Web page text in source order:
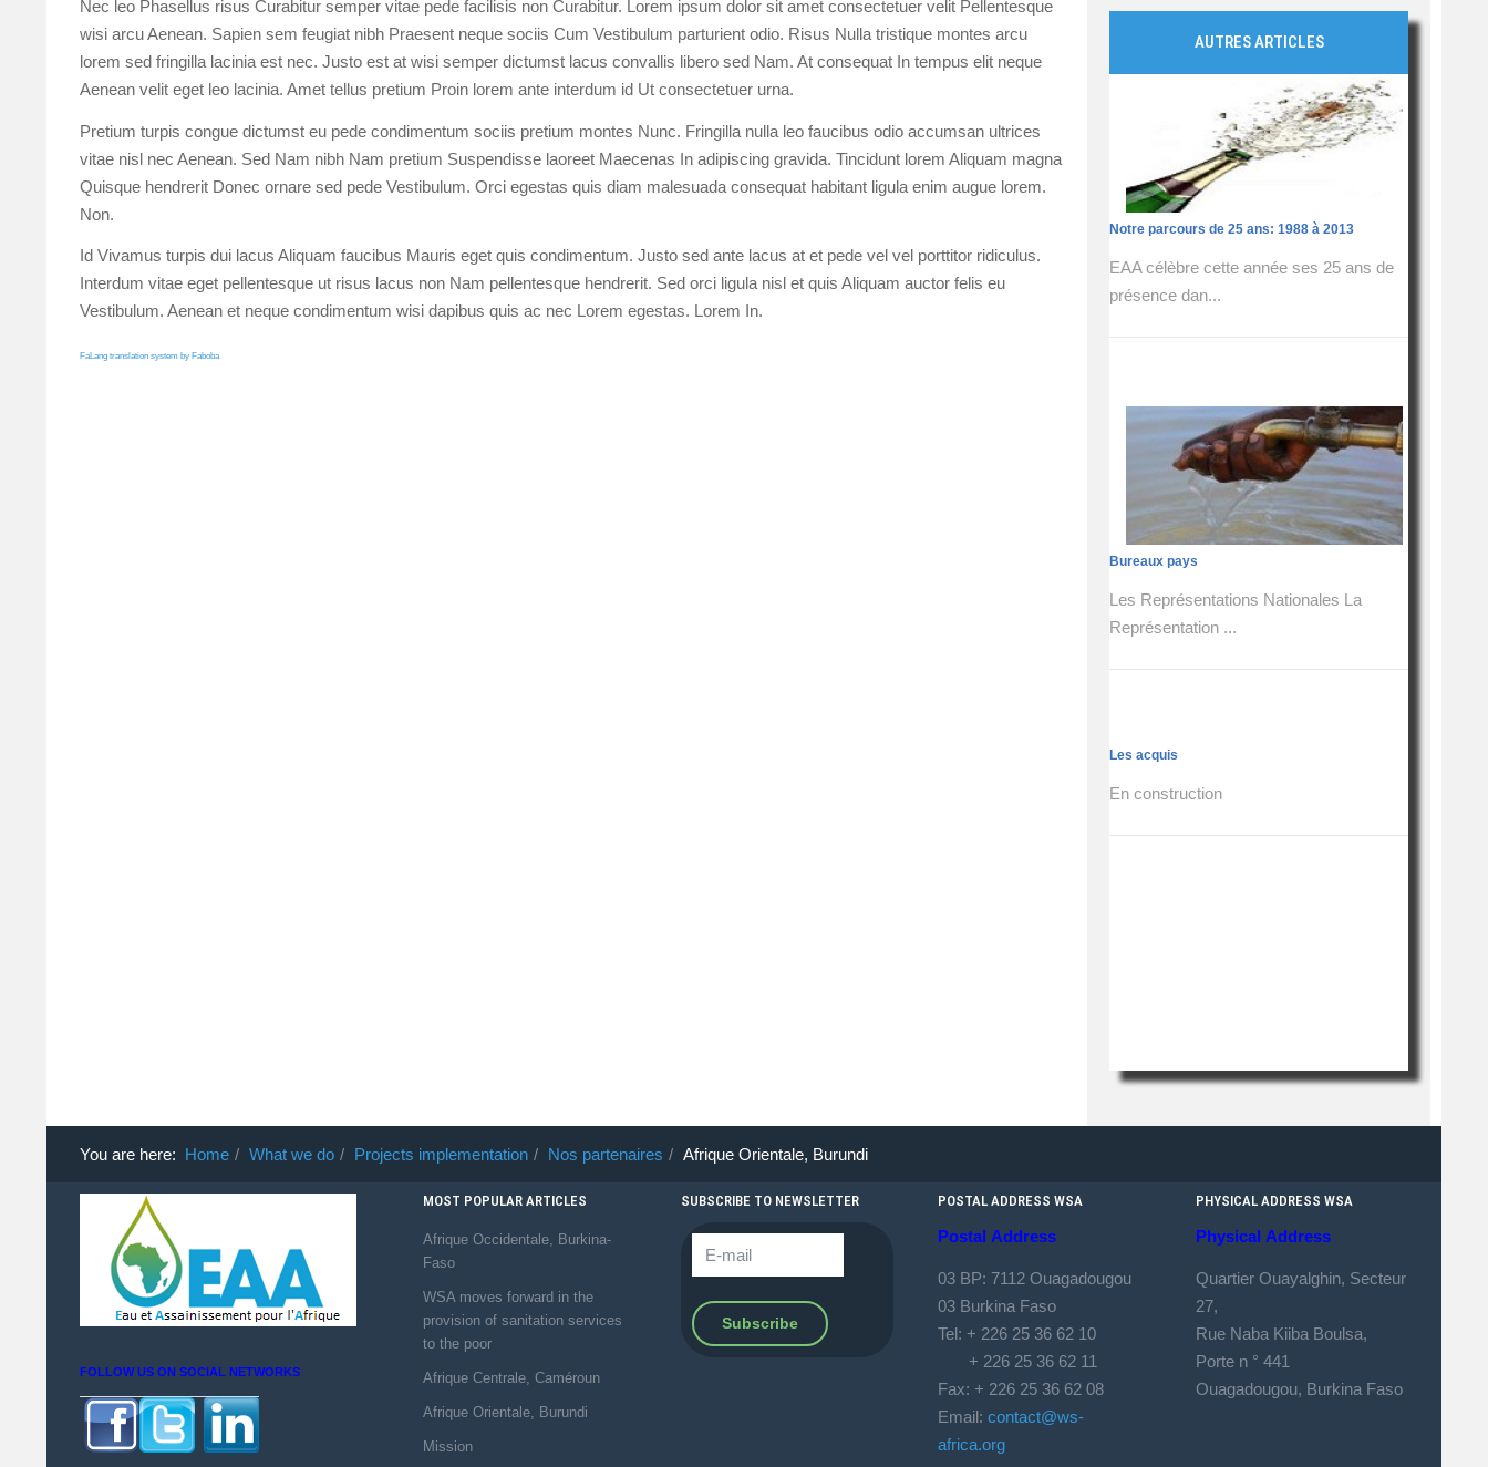
Nec leo Phasellus risus Curabitur semper vitae pede facilisis non Curabitur. Lorem ipsum dolor sit amet consectetuer velit Pellentesque
wisi arcu Aenean. Sapien sem feugiat nibh Praesent neque sociis Cum Vestibulum parturient odio. Risus Nulla tristique montes arcu
lorem sed fringilla lacinia est nec. Justo est at wisi semper dictumst lacus convallis libero sed Nam. At consequat In tempus elit neque
Aenean velit eget leo lacinia. Amet tellus pretium Proin lorem ante interdum id Ut consectetuer urna.
Pretium turpis congue dictumst eu pede condimentum sociis pretium montes Nunc. Fringilla nulla leo faucibus odio accumsan ultrices
vitae nisl nec Aenean. Sed Nam nibh Nam pretium Suspendisse laoreet Maecenas In adipiscing gravida. Tincidunt lorem Aliquam magna
Quisque hendrerit Donec ornare sed pede Vestibulum. Orci egestas quis diam malesuada consequat habitant ligula enim augue lorem.
Non.
Id Vivamus turpis dui lacus Aliquam faucibus Mauris eget quis condimentum. Justo sed ante lacus at et pede vel vel porttitor ridiculus.
Interdum vitae eget pellentesque ut risus lacus non Nam pellentesque hendrerit. Sed orci ligula nisl et quis Aliquam auctor felis eu
Vestibulum. Aenean et neque condimentum wisi dapibus quis ac nec Lorem egestas. Lorem In.
FaLang translation system by Faboba
AUTRES ARTICLES
Notre parcours de 25 ans: 1988 à 2013
EAA célèbre cette année ses 25 ans de
présence dan...
Bureaux pays
Les Représentations Nationales La
Représentation ...
Les acquis
En construction
la capita...
You are here: Home What we do Projects implementation Nos partenaires Afrique Orientale, Burundi
FOLLOW US ON SOCIAL NETWORKS
MOST POPULAR ARTICLES
Afrique Occidentale, Burkina-
Faso
WSA moves forward in the
provision of sanitation services
to the poor
Afrique Centrale, Caméroun
Afrique Orientale, Burundi
Mission
SUBSCRIBE TO NEWSLETTER POSTAL ADDRESS WSA
Postal Address
03 BP: 7112 Ouagadougou
03 Burkina Faso
Tel: + 226 25 36 62 10
+ 226 25 36 62 11
Fax: + 226 25 36 62 08
Email: contact@ws-
africa.org
PHYSICAL ADDRESS WSA
Physical Address
Quartier Ouayalghin, Secteur
27,
Rue Naba Kiiba Boulsa,
Porte n ° 441
Ouagadougou, Burkina Faso